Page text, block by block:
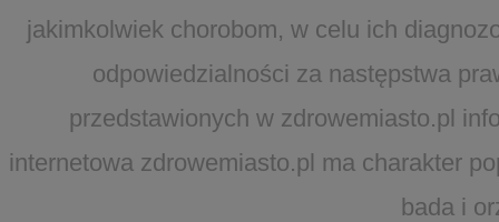
jakimkolwiek chorobom, w celu ich
odpowiedzialności za następstwa
przedstawionych w zdrowemiasto.pl
internetowa zdrowemiasto.pl ma charakter
bada i